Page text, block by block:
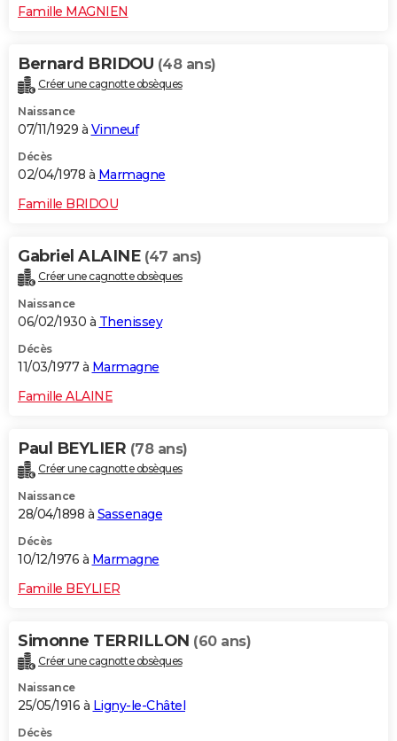
Famille MAGNIEN
Bernard BRIDOU (48 ans)
Créer une cagnotte obsèques
Naissance
07/11/1929 à Vinneuf
Décès
02/04/1978 à Marmagne
Famille BRIDOU
Gabriel ALAINE (47 ans)
Créer une cagnotte obsèques
Naissance
06/02/1930 à Thenissey
Décès
11/03/1977 à Marmagne
Famille ALAINE
Paul BEYLIER (78 ans)
Créer une cagnotte obsèques
Naissance
28/04/1898 à Sassenage
Décès
10/12/1976 à Marmagne
Famille BEYLIER
Simonne TERRILLON (60 ans)
Créer une cagnotte obsèques
Naissance
25/05/1916 à Ligny-le-Châtel
Décès